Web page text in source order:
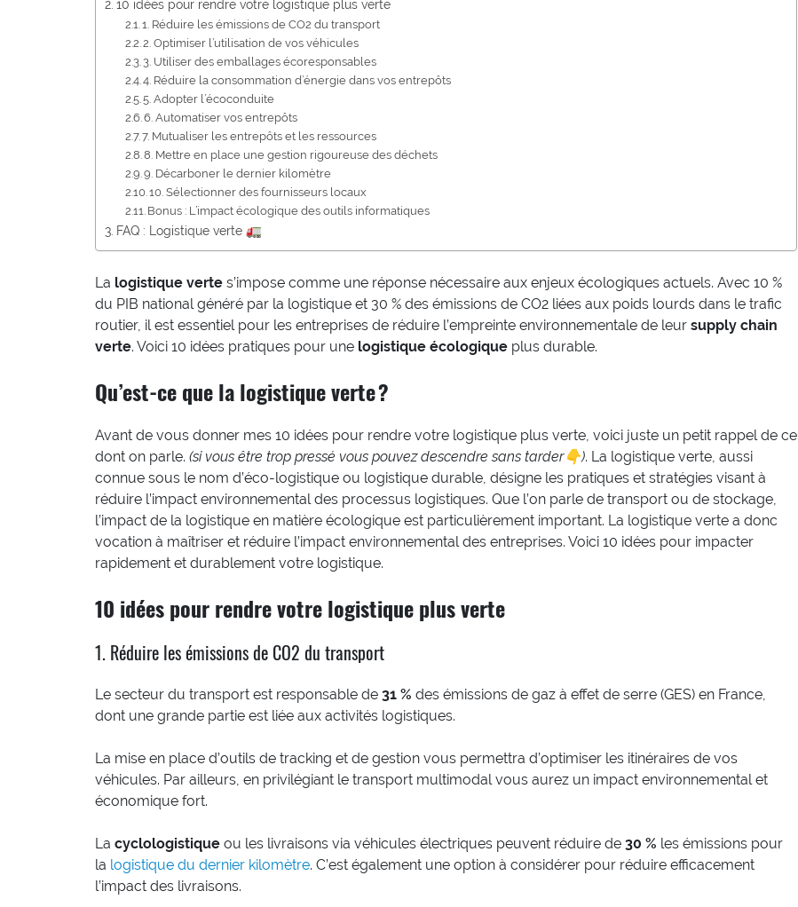
10 idées pour rendre votre logistique plus verte
1. Réduire les émissions de CO2 du transport
2. Optimiser l’utilisation de vos véhicules
3. Utiliser des emballages écoresponsables
4. Réduire la consommation d’énergie dans vos entrepôts
5. Adopter l’écoconduite
6. Automatiser vos entrepôts
7. Mutualiser les entrepôts et les ressources
8. Mettre en place une gestion rigoureuse des déchets
9. Décarboner le dernier kilomètre
10. Sélectionner des fournisseurs locaux
Bonus : L’impact écologique des outils informatiques
FAQ : Logistique verte 🚛
La logistique verte s’impose comme une réponse nécessaire aux enjeux écologiques actuels. Avec 10 %
du PIB national généré par la logistique et 30 % des émissions de CO2 liées aux poids lourds dans le trafic
routier, il est essentiel pour les entreprises de réduire l’empreinte environnementale de leur supply chain
verte. Voici 10 idées pratiques pour une logistique écologique plus durable.
Qu’est-ce que la logistique verte ?
Avant de vous donner mes 10 idées pour rendre votre logistique plus verte, voici juste un petit rappel de ce
dont on parle. (si vous être trop pressé vous pouvez descendre sans tarder👇). La logistique verte, aussi
connue sous le nom d’éco-logistique ou logistique durable, désigne les pratiques et stratégies visant à
réduire l’impact environnemental des processus logistiques. Que l’on parle de transport ou de stockage,
l’impact de la logistique en matière écologique est particulièrement important. La logistique verte a donc
vocation à maîtriser et réduire l’impact environnemental des entreprises. Voici 10 idées pour impacter
rapidement et durablement votre logistique.
10 idées pour rendre votre logistique plus verte
1. Réduire les émissions de CO2 du transport
Le secteur du transport est responsable de 31 % des émissions de gaz à effet de serre (GES) en France,
dont une grande partie est liée aux activités logistiques.
La mise en place d’outils de tracking et de gestion vous permettra d’optimiser les itinéraires de vos
véhicules. Par ailleurs, en privilégiant le transport multimodal vous aurez un impact environnemental et
économique fort.
La cyclologistique ou les livraisons via véhicules électriques peuvent réduire de 30 % les émissions pour
la logistique du dernier kilomètre. C’est également une option à considérer pour réduire efficacement
l’impact des livraisons.